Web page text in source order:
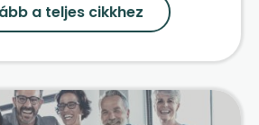
a teljes cikkhez